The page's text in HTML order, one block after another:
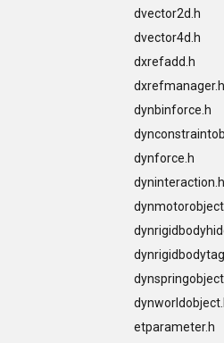
dvector2d.h
dvector4d.h
dxrefadd.h
dxrefmanager.h
dynbinforce.h
dynforce.h
dyninteraction.h
etparameter.h